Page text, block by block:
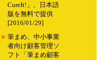
CureIt!」、日本語
版を無料で提供
[2016/01/29]
■ 筆まめ、中小事業
者向け顧客管理ソ
フト「筆まめ顧客